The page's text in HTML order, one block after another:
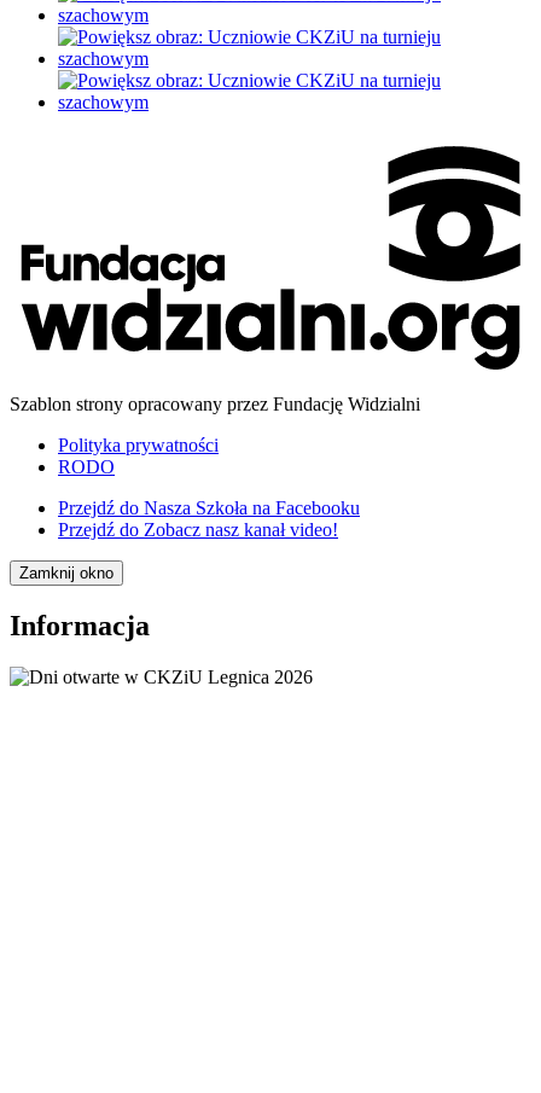
Szablon strony opracowany przez Fundację Widzialni
Polityka prywatności
RODO
Przejdź do Nasza Szkoła na Facebooku
Przejdź do Zobacz nasz kanał video!
Zamknij okno
Informacja